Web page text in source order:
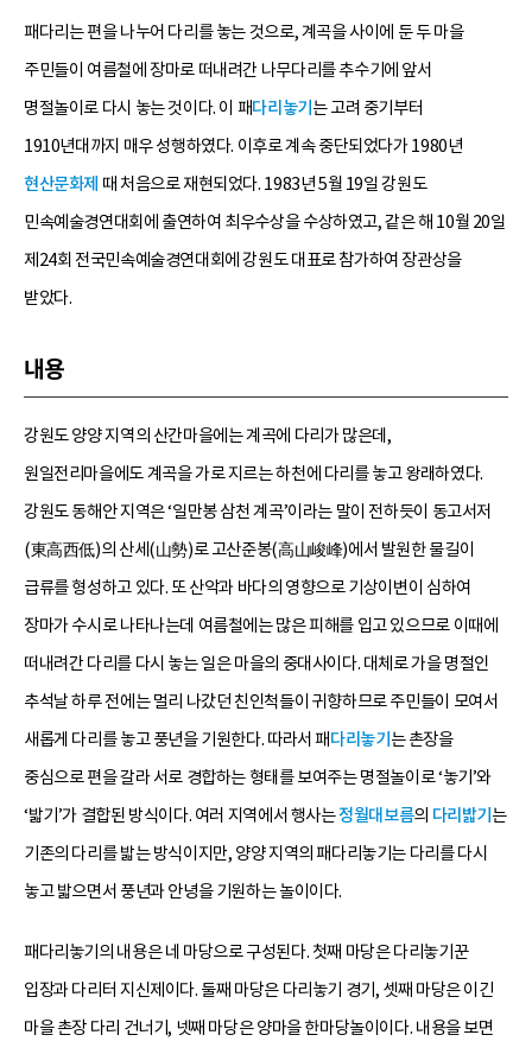
패다리는 편을 나누어 다리를 놓는 것으로, 계곡을 사이에 둔 두 마을
주민들이 여름철에 장마로 떠내려간 나무다리를 추수기에 앞서
명절놀이로 다시 놓는 것이다. 이 패다리놓기 는 고려 중기부터
1910년대까지 매우 성행하였다. 이후로 계속 중단되었다가 1980년
현산문화제 때 처음으로 재현되었다. 1983년 5월 19일 강원도
민속예술경연대회에 출연하여 최우수상을 수상하였고, 같은 해 10월 20일
제24회 전국민속예술경연대회에 강원도 대표로 참가하여 장관상을
받았다.
내용
강원도 양양 지역의 산간마을에는 계곡에 다리가 많은데,
원일전리마을에도 계곡을 가로 지르는 하천에 다리를 놓고 왕래하였다.
강원도 동해안 지역은 ‘일만봉 삼천 계곡’이라는 말이 전하듯이 동고서저
(東高西低)의 산세(山勢)로 고산준봉(高山峻峰)에서 발원한 물길이
급류를 형성하고 있다. 또 산악과 바다의 영향으로 기상이변이 심하여
장마가 수시로 나타나는데 여름철에는 많은 피해를 입고 있으므로 이때에
떠내려간 다리를 다시 놓는 일은 마을의 중대사이다. 대체로 가을 명절인
추석날 하루 전에는 멀리 나갔던 친인척들이 귀향하므로 주민들이 모여서
새롭게 다리를 놓고 풍년을 기원한다. 따라서 패다리놓기 는 촌장을
중심으로 편을 갈라 서로 경합하는 형태를 보여주는 명절놀이로 ‘놓기’와
‘밟기’가 결합된 방식이다. 여러 지역에서 행사는정월대보름의 다리밟기 는
기존의 다리를 밟는 방식이지만, 양양 지역의 패다리놓기는 다리를 다시
놓고 밟으면서 풍년과 안녕을 기원하는 놀이이다.
패다리놓기의 내용은 네 마당으로 구성된다. 첫째 마당은 다리놓기꾼
입장과 다리터 지신제이다. 둘째 마당은 다리놓기 경기, 셋째 마당은 이긴
마을 촌장 다리 건너기, 넷째 마당은 양마을 한마당놀이이다. 내용을 보면